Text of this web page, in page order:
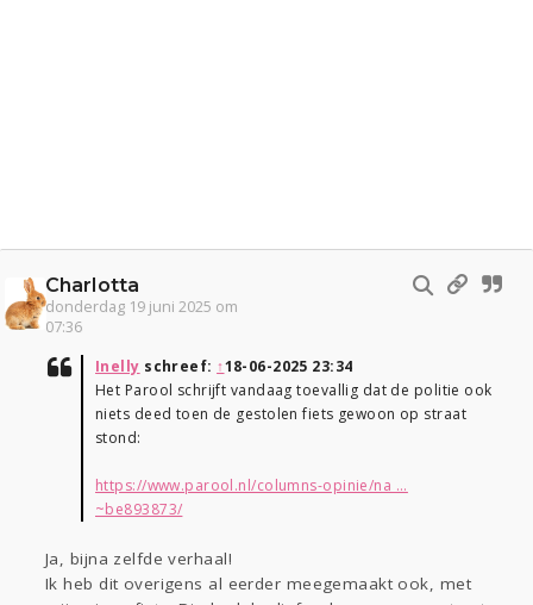
Charlotta
donderdag 19 juni 2025 om
07:36
Inelly schreef: ↑18-06-2025 23:34
Het Parool schrijft vandaag toevallig dat de politie ook
niets deed toen de gestolen fiets gewoon op straat
stond:
https://www.parool.nl/columns-opinie/na ...
~be893873/
Ja, bijna zelfde verhaal!
Ik heb dit overigens al eerder meegemaakt ook, met